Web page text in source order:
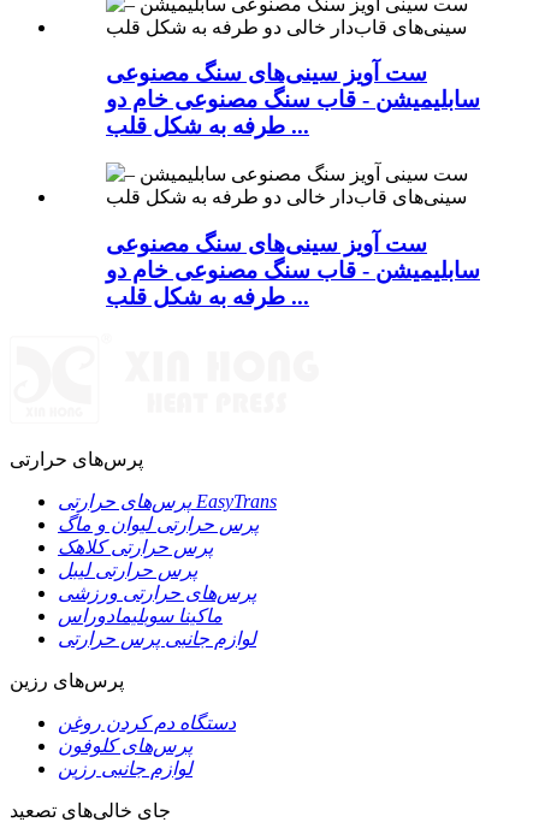
ست آویز سینی‌های سنگ مصنوعی
سابلیمیشن - قاب سنگ مصنوعی خام دو
طرفه به شکل قلب ...
ست آویز سینی‌های سنگ مصنوعی
سابلیمیشن - قاب سنگ مصنوعی خام دو
طرفه به شکل قلب ...
پرس‌های حرارتی
پرس‌های حرارتی EasyTrans
پرس حرارتی لیوان و ماگ
پرس حرارتی کلاهک
پرس حرارتی لیبل
پرس‌های حرارتی ورزشی
ماکینا سوبلیمادوراس
لوازم جانبی پرس حرارتی
پرس‌های رزین
دستگاه دم کردن روغن
پرس‌های کلوفون
لوازم جانبی رزین
جای خالی‌های تصعید